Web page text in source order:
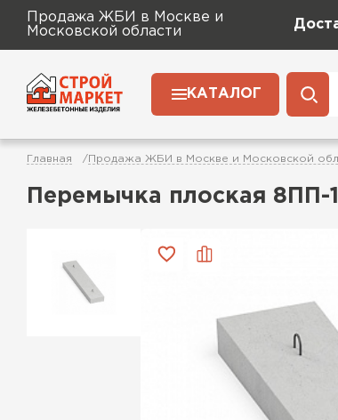
Продажа ЖБИ в Москве и
Московской области
КАТАЛОГ
Главная Продажа ЖБИ в Москве и Московской
Перемычка плоская 8ПП-